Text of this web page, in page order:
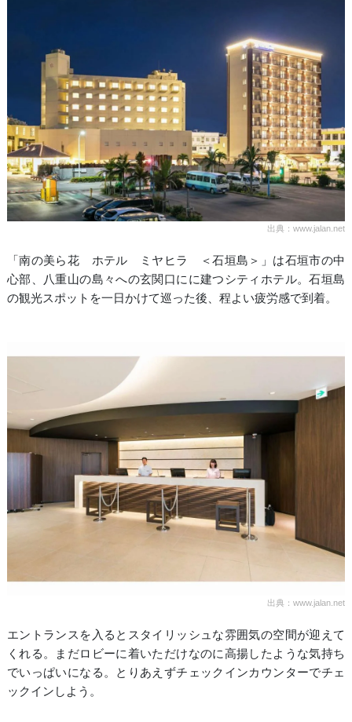
出典：www.jalan.net
「南の美ら花 ホテル ミヤヒラ ＜石垣島＞」は石垣市の中
心部、八重山の島々への玄関口にに建つシティホテル。石垣島
の観光スポットを一日かけて巡った後、程よい疲労感で到着。
出典：www.jalan.net
エントランスを入るとスタイリッシュな雰囲気の空間が迎えて
くれる。まだロビーに着いただけなのに高揚したような気持ち
でいっぱいになる。とりあえずチェックインカウンターでチェ
ックインしよう。